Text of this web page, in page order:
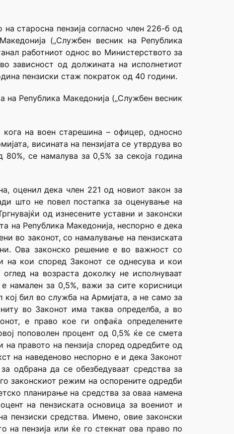
старосна пензија согласно член 226-б од
(„Службен весник на Република
работниот однос во Министерството за
зависност од должината на исполнетиот
пензиски стаж пократок од 40 години.
на Република Македонија („Службен весник
на воен старешина – офицер, односно
висината на пензијата се утврдува во
се намалува за 0,5% за секоја година
оценил дека член 221 од новиот закон за
што не повел постапка за оценување на
од изнесените уставни и законски
на Република Македонија, неспорно е дека
во законот, со намалување на пензиската
Ова законско решение е во важност со
на кои според Законот се однесува и кои
на возраста доколку не исполнуваат
намален за 0,5%, важи за сите корисници
бил во служба на Армијата, а не само за
во Законот има таква определба, а во
е право кое ги опфаќа определените
поповолен процент од 0,5% ќе се смета
правото на пензија според одредбите од
на наведеново неспорно е и дека Законот
одбрана да се обезбедуваат средства за
законскиот режим на оспорените одредби
планирање на средства за оваа намена
на пензиската основица за воениот и
пензиски средства. Имено, овие законски
на пензија или ќе го стекнат ова право по